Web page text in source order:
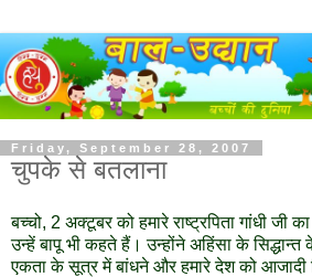
Friday, September 28, 2007
चुपके से बतलाना
बच्चो, 2 अक्टूबर को हमारे राष्ट्रपिता गांधी जी
उन्हें बापू भी कहते हैं। उन्होंने अहिंसा के सिद्धान्त
एकता के सूत्र में बांधने और हमारे देश को आजादी